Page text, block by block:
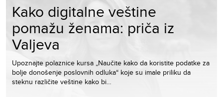
Kako digitalne veštine
pomažu ženama: priča iz
Valjeva
Upoznajte polaznice kursa „Naučite kako da koristite podatke za
bolje donošenje poslovnih odluka“ koje su imale priliku da
steknu različite veštine kako bi…